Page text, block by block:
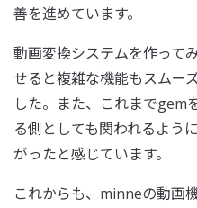
善を進めています。
動画変換システムを作って
せると複雑な機能もスムー
した。また、これまでgem
る側としても関われるよう
がったと感じています。
これからも、minneの動画